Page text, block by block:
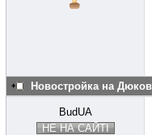
Новостройка на
BudUA
НЕ НА САЙТІ